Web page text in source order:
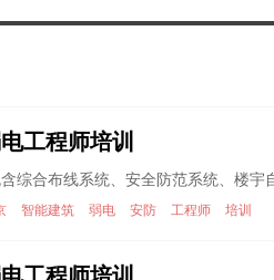
工程师培训
综合布线系统、安全防范系统、楼宇
智能建筑 弱电 安防 工程师 培训